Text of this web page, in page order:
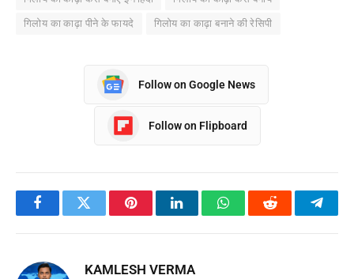
गिलोय का काढ़ा पीने के फायदे गिलोय का काढ़ा बनाने की रेसिपी
Follow on Google News
Follow on Flipboard
FacebookTwitter PinterestLinkedInWhatsAppReddit
KAMLESH VERMA